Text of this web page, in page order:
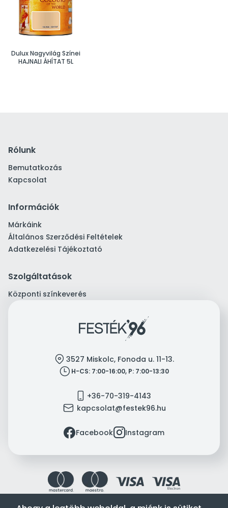
Dulux Nagyvilág Színei
HAJNALI ÁHÍTAT 5L
Rólunk
Bemutatkozás
Kapcsolat
Információk
Márkáink
Általános Szerződési Feltételek
Adatkezelési Tájékoztató
Szolgáltatások
Központi színkeverés
location 3527 Miskolc, Fonoda u. 11-13.
clock H-CS: 7:00-16:00, P: 7:00-13:30
mobile +36-70-319-4143
mail kapcsolat@festek96.hu
facebookFacebookinstagramInstagram